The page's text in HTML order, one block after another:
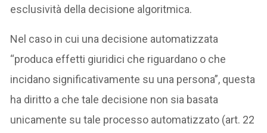
esclusività della decisione algoritmica.
Nel caso in cui una decisione automatizzata
“produca effetti giuridici che riguardano o che
incidano significativamente su una persona”, questa
ha diritto a che tale decisione non sia basata
unicamente su tale processo automatizzato (art. 22